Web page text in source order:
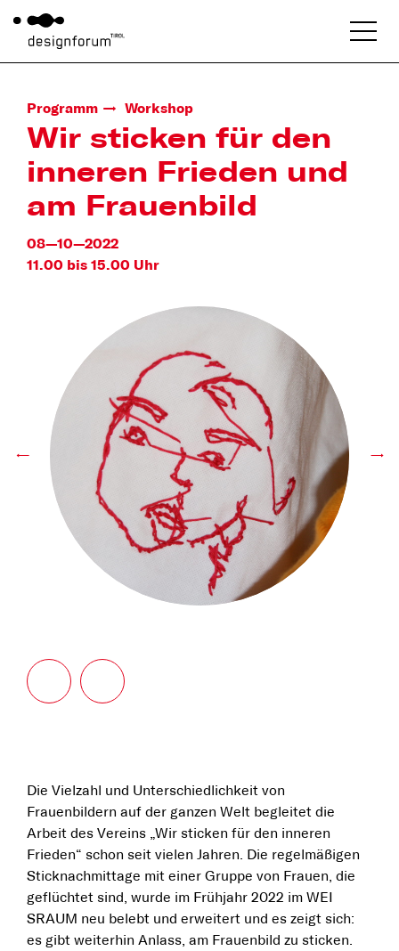
Programm Workshop
Wir sticken für den
inneren Frieden und
am Frauenbild
08—10—2022
11.00 bis 15.00 Uhr
← →
Die Vielzahl und Unterschiedlichkeit von
Frauenbildern auf der ganzen Welt begleitet die
Arbeit des Vereins „Wir sticken für den inneren
Frieden“ schon seit vielen Jahren. Die regelmäßigen
Sticknachmittage mit einer Gruppe von Frauen, die
geflüchtet sind, wurde im Frühjahr 2022 im WEI
SRAUM neu belebt und erweitert und es zeigt sich:
es gibt weiterhin Anlass, am Frauenbild zu sticken.